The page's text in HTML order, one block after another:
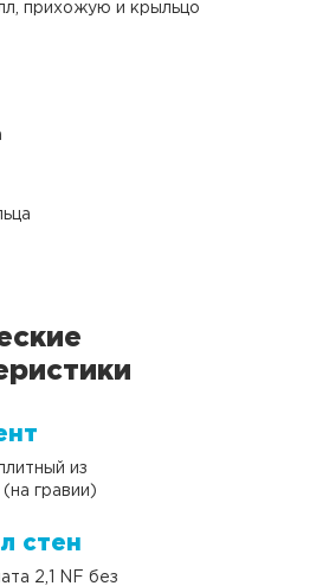
прихожую и крыльцо
из
гравии)
стен
2,1 NF без